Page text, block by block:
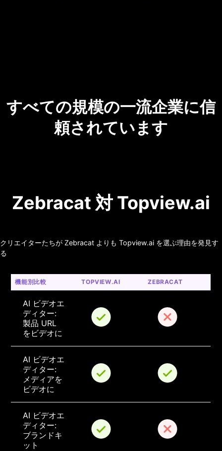
すべての規模の一流企業に信
頼されています
Zebracat 対 Topview.ai
クリエイターたちが Zebracat よりも Topview.ai を選ぶ理由を発見す
る
機能別比較 TOPVIEW.AI ZEBRACAT
AI ビデオエ
ディター:
製品 URL
をビデオに
AI ビデオエ
ディター:
メディアを
ビデオに
AI ビデオエ
ディター:
ブランドキ
ット